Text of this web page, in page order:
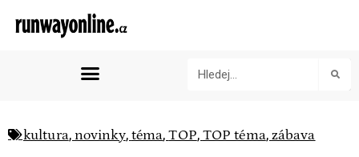
kultura, novinky, téma,TOP, TOP téma, zábava